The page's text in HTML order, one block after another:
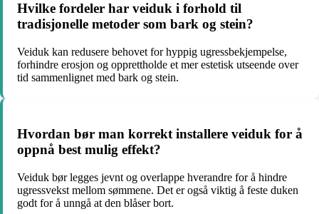
Hvilke fordeler har veiduk i forhold til
tradisjonelle metoder som bark og stein?
Veiduk kan redusere behovet for hyppig ugressbekjempelse,
forhindre erosjon og opprettholde et mer estetisk utseende over
tid sammenlignet med bark og stein.
Hvordan bør man korrekt installere veiduk for å
oppnå best mulig effekt?
Veiduk bør legges jevnt og overlappe hverandre for å hindre
ugressvekst mellom sømmene. Det er også viktig å feste duken
godt for å unngå at den blåser bort.